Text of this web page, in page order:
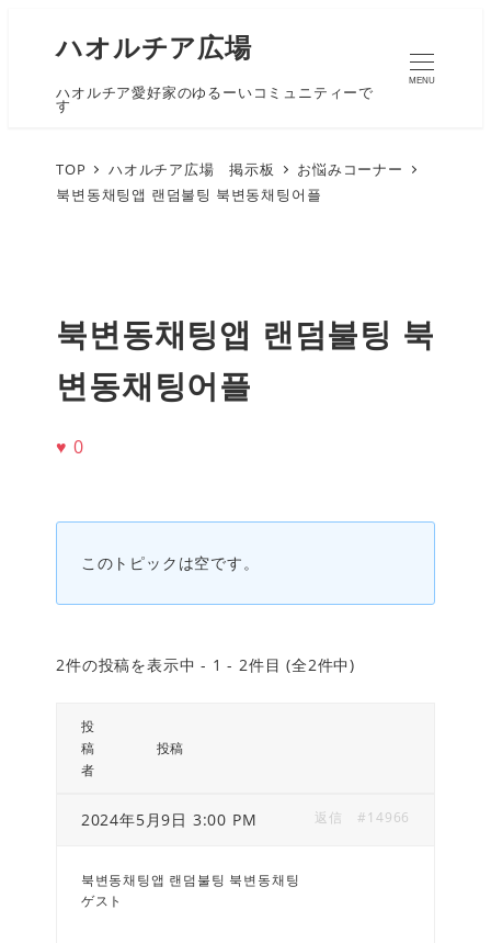
ハオルチア広場
ハオルチア愛好家のゆるーいコミュニティーで
す
MENU
TOP ハオルチア広場 掲示板
お悩みコーナー
북변동채팅앱 랜덤불팅 북변동채팅어플
북변동채팅앱 랜덤불팅 북
변동채팅어플
♥ 0
このトピックは空です。
2件の投稿を表示中 - 1 - 2件目 (全2件中)
投
稿
者
投稿
2024年5月9日 3:00 PM #14966
返信
북변동채팅앱 랜덤불팅 북변동채팅
ゲスト